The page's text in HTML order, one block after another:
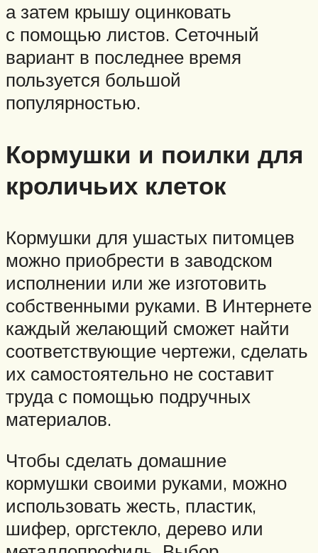
а затем крышу оцинковать
с помощью листов. Сеточный
вариант в последнее время
пользуется большой
популярностью.
Кормушки и поилки для
кроличьих клеток
Кормушки для ушастых питомцев
можно приобрести в заводском
исполнении или же изготовить
собственными руками. В Интернете
каждый желающий сможет найти
соответствующие чертежи, сделать
их самостоятельно не составит
труда с помощью подручных
материалов.
Чтобы сделать домашние
кормушки своими руками, можно
использовать жесть, пластик,
шифер, оргстекло, дерево или